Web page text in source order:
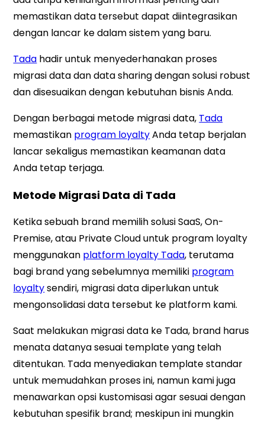
memastikan data tersebut dapat diintegrasikan
dengan lancar ke dalam sistem yang baru.
Tada hadir untuk menyederhanakan proses
migrasi data dan data sharing dengan solusi robust
dan disesuaikan dengan kebutuhan bisnis Anda.
Dengan berbagai metode migrasi data, Tada
memastikan program loyaltyAnda tetap berjalan
lancar sekaligus memastikan keamanan data
Anda tetap terjaga.
Metode Migrasi Data di Tada
Ketika sebuah brand memilih solusi SaaS, On-
Premise, atau Private Cloud untuk program loyalty
menggunakan platform loyalty Tada, terutama
bagi brand yang sebelumnya memiliki program
loyaltysendiri, migrasi data diperlukan untuk
mengonsolidasi data tersebut ke platform kami.
Saat melakukan migrasi data ke Tada, brand harus
menata datanya sesuai template yang telah
ditentukan. Tada menyediakan template standar
untuk memudahkan proses ini, namun kami juga
menawarkan opsi kustomisasi agar sesuai dengan
kebutuhan spesifik brand; meskipun ini mungkin